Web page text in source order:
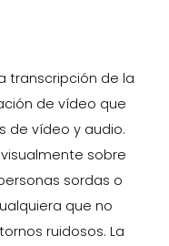
transcripción de la
de vídeo que
de vídeo y audio.
sobre
sordas o
que no
ruidosos. La